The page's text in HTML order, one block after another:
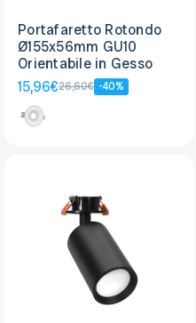
Portafaretto Rotondo
Ø155x56mm GU10
Orientabile in Gesso
15,96€26,60€ -40%